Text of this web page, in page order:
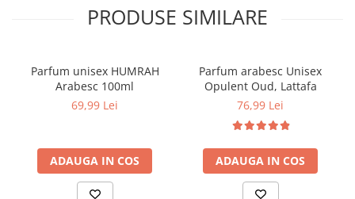
PRODUSE SIMILARE
Parfum unisex HUMRAH
Arabesc 100ml
69,99 Lei
ADAUGA IN COS
Parfum arabesc Unisex
Opulent Oud, Lattafa
76,99 Lei
ADAUGA IN COS